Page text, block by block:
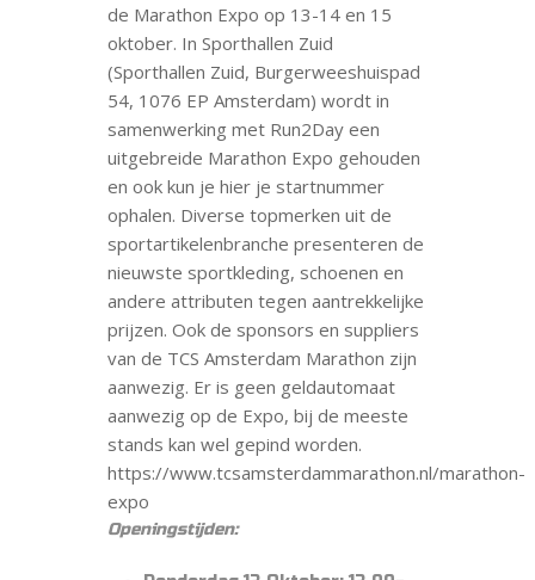
de Marathon Expo op 13-14 en 15
oktober. In Sporthallen Zuid
(Sporthallen Zuid, Burgerweeshuispad
54, 1076 EP Amsterdam) wordt in
samenwerking met Run2Day een
uitgebreide Marathon Expo gehouden
en ook kun je hier je startnummer
ophalen. Diverse topmerken uit de
sportartikelenbranche presenteren de
nieuwste sportkleding, schoenen en
andere attributen tegen aantrekkelijke
prijzen. Ook de sponsors en suppliers
van de TCS Amsterdam Marathon zijn
aanwezig. Er is geen geldautomaat
aanwezig op de Expo, bij de meeste
stands kan wel gepind worden.
https://www.tcsamsterdammarathon.nl/marathon-
expo
Openingstijden: